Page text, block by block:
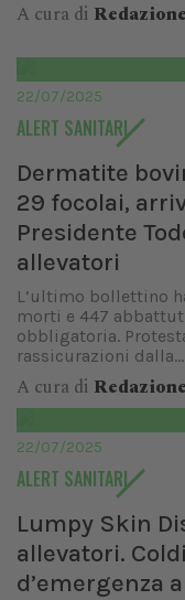
A cura di
22/07/2025
ALERT SANITARI
Dermatite
29 focolai,
Presidente
allevatori
L’ultimo bollettino
morti e 447
obbligatoria.
rassicurazioni dalla...
A cura di
22/07/2025
ALERT SANITARI
Lumpy Skin
allevatori.
d’emergenza